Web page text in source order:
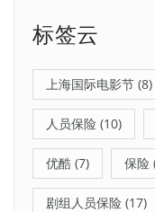
标签云
上海国际电影节 (8)
人员保险 (10)
优酷 (7) 保险
剧组人员保险 (17)